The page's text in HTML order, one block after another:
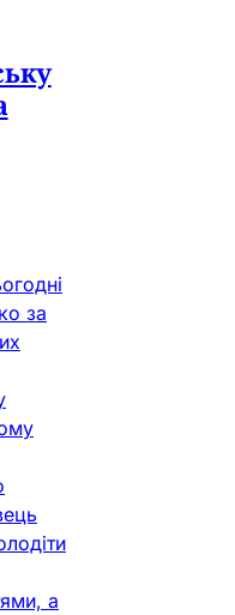
за
а